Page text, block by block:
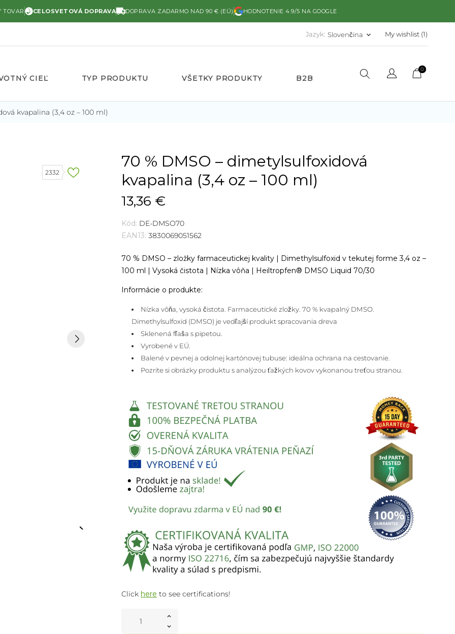
TOVAR CELOSVETOVÁ DOPRAVA DOPRAVA ZADARMO NAD 90 € (EÚ) HODNOTENIE 4.9/5 NA GOOGLE
Jazyk: Slovenčina keyboard_arrow_down My wishlist (1)
CIEĽ TYP PRODUKTU VŠETKY PRODUKTY B2B
0
kvapalina (3,4 oz – 100 ml)
2332
keyboard_arrow_right
70 % DMSO – dimetylsulfoxidová
kvapalina (3,4 oz – 100 ml)
13,36 €
Kód: DE-DMSO70
EAN13: 3830069051562
70 % DMSO – zložky farmaceutickej kvality | Dimethylsulfoxid v tekutej forme 3,4 oz –
100 ml | Vysoká čistota | Nízka vôňa | Heiltropfen® DMSO Liquid 70/30
Informácie o produkte:
Nízka vôňa, vysoká čistota. Farmaceutické zložky. 70 % kvapalný DMSO.
Dimethylsulfoxid (DMSO) je vedľajší produkt spracovania dreva
Sklenená fľaša s pipetou.
Vyrobené v EÚ.
Balené v pevnej a odolnej kartónovej tubuse: ideálna ochrana na cestovanie.
Pozrite si obrázky produktu s analýzou ťažkých kovov vykonanou treťou stranou.
Click here to see certifications!